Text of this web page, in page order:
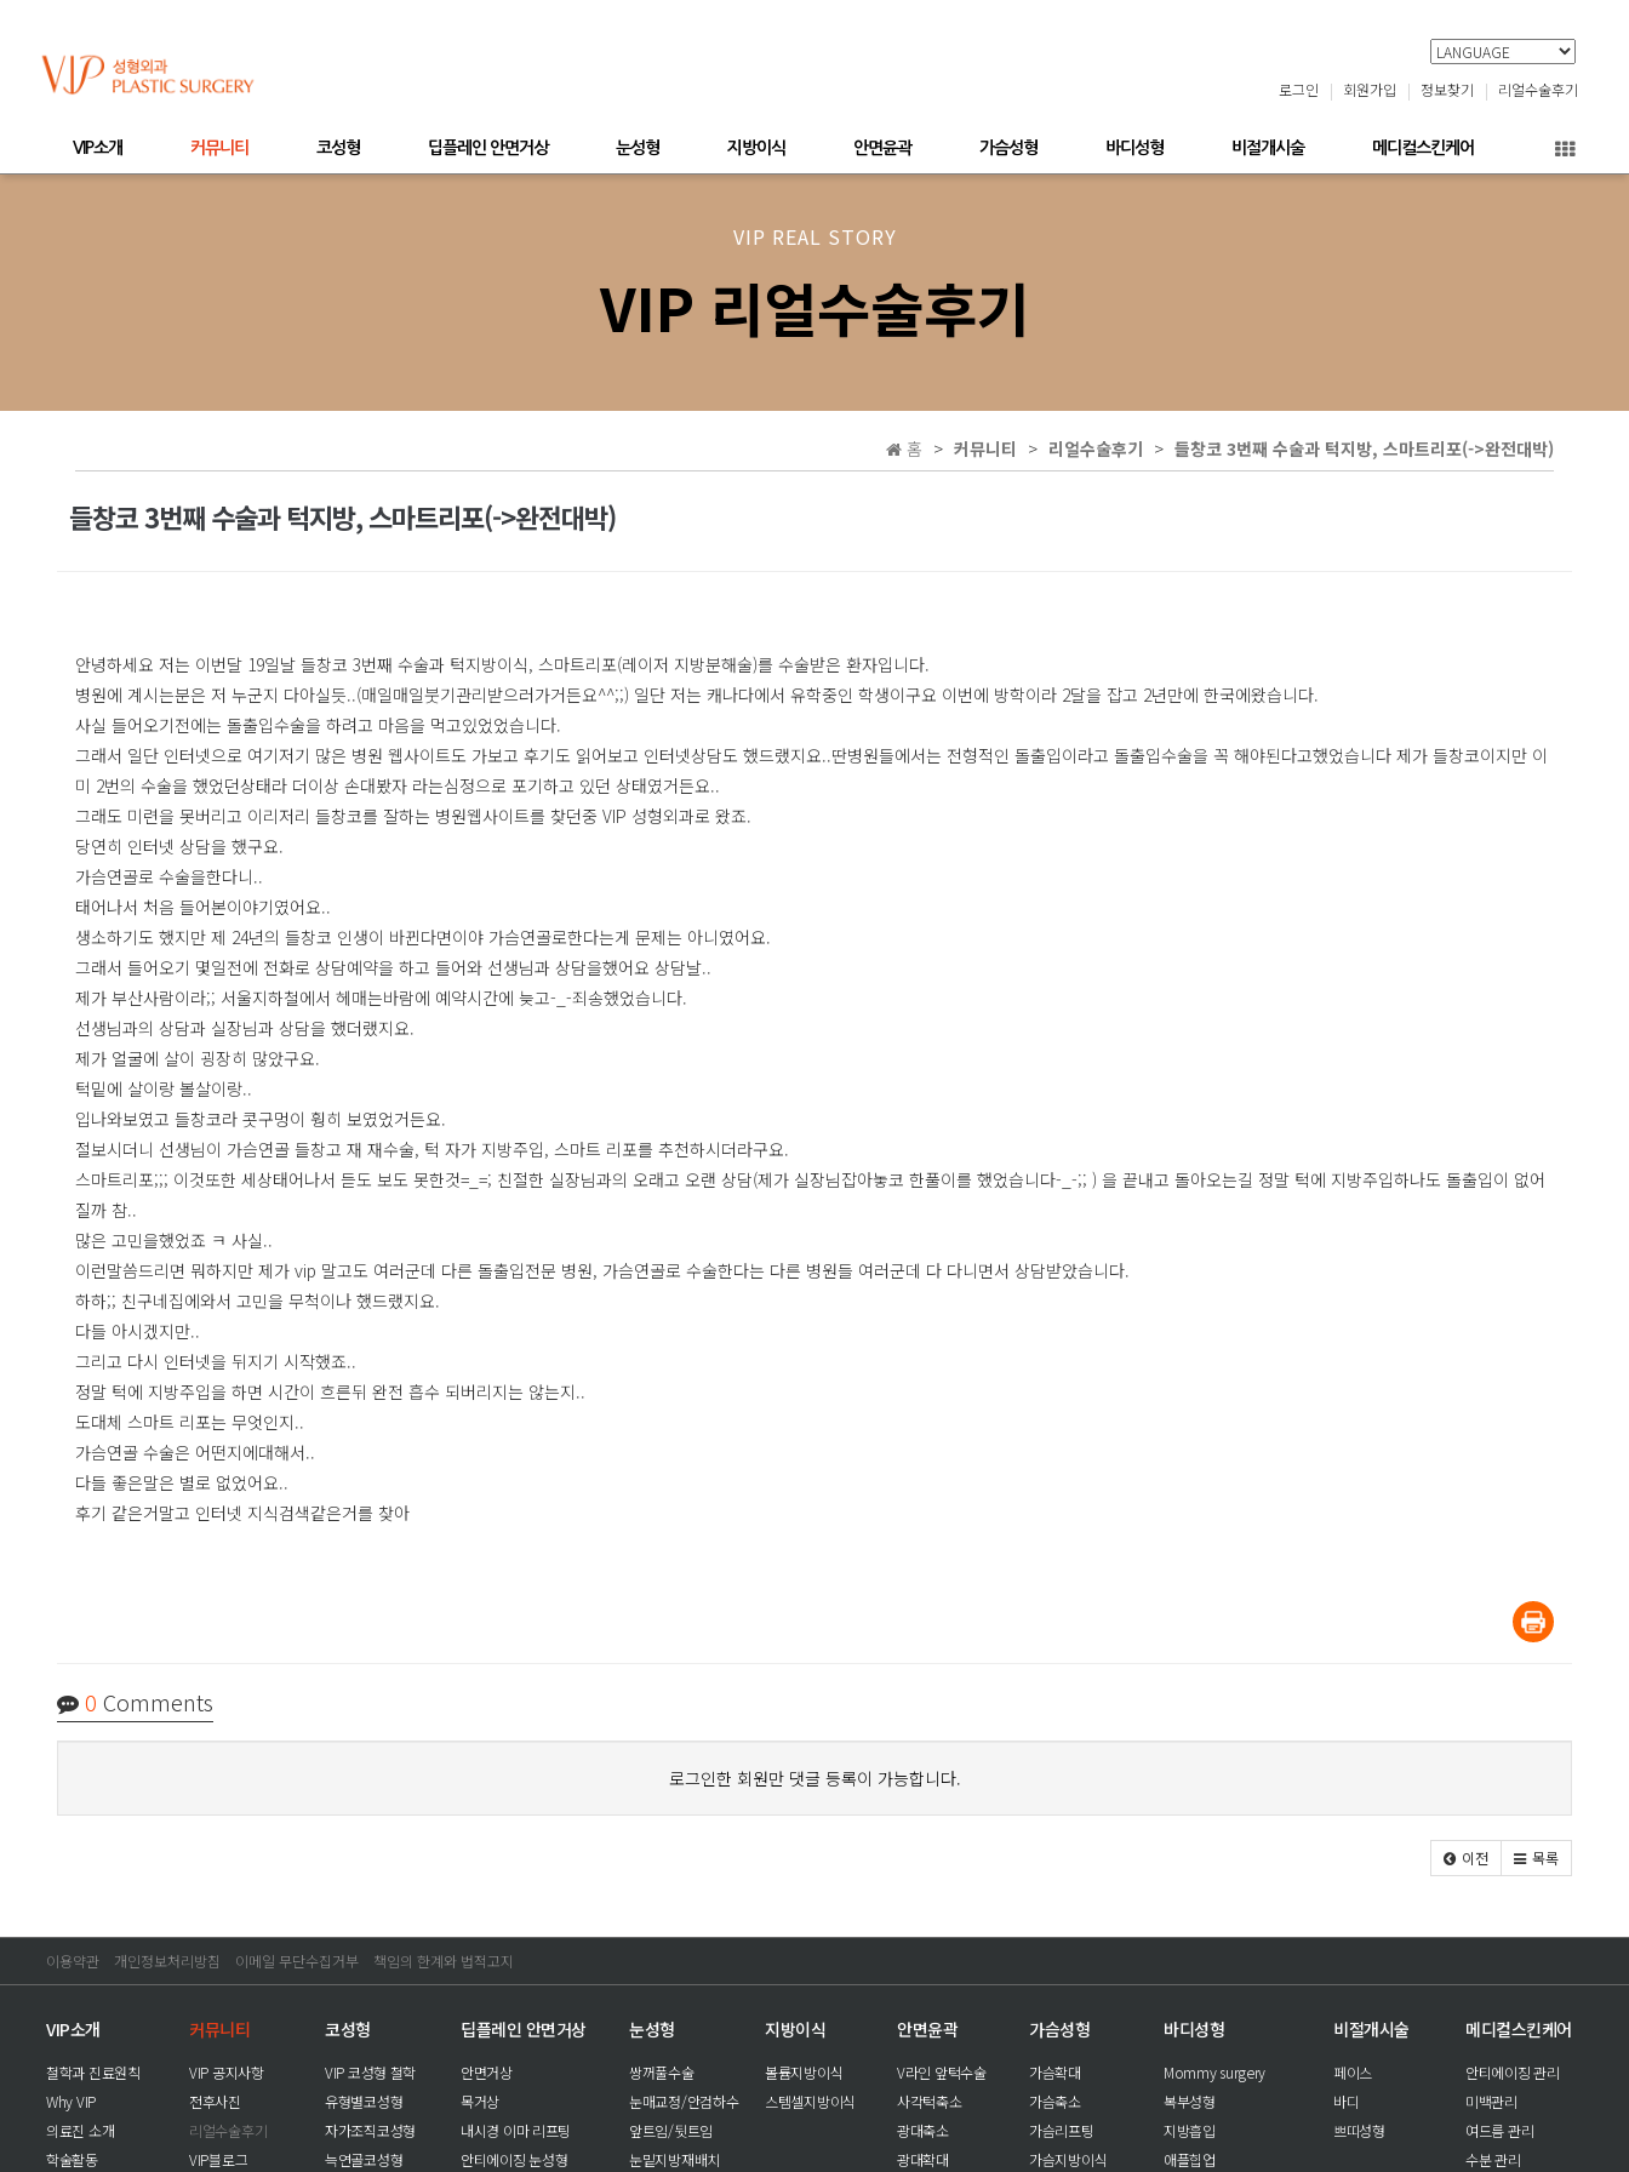
로그인 회원가입 정보찾기 리얼수술후기
VIP소개 커뮤니티 코성형 딥플레인 안면거상 눈성형 지방이식 안면윤곽 가슴성형 바디성형 비절개시술 메디컬스킨케어
VIP REAL STORY
VIP 리얼수술후기
홈 커뮤니티 리얼수술후기 들창코 3번째 수술과 턱지방, 스마트리포(->완전대박)
들창코 3번째 수술과 턱지방, 스마트리포(->완전대박)
안녕하세요 저는 이번달 19일날 들창코 3번째 수술과 턱지방이식, 스마트리포(레이저 지방분해술)를 수술받은 환자입니다.
병원에 계시는분은 저 누군지 다아실듯..(매일매일붓기관리받으러가거든요^^;;) 일단 저는 캐나다에서 유학중인 학생이구요 이번에 방학이라 2달을 잡고 2년만에 한국에왔습니다.
사실 들어오기전에는 돌출입수술을 하려고 마음을 먹고있었었습니다.
그래서 일단 인터넷으로 여기저기 많은 병원 웹사이트도 가보고 후기도 읽어보고 인터넷상담도 했드랬지요..딴병원들에서는 전형적인 돌출입이라고 돌출입수술을 꼭 해야된다고했었습니다 제가 들창코이지만 이
미 2번의 수술을 했었던상태라 더이상 손대봤자 라는심정으로 포기하고 있던 상태였거든요..
그래도 미련을 못버리고 이리저리 들창코를 잘하는 병원웹사이트를 찾던중 VIP 성형외과로 왔죠.
당연히 인터넷 상담을 했구요.
가슴연골로 수술을한다니..
태어나서 처음 들어본이야기였어요..
생소하기도 했지만 제 24년의 들창코 인생이 바뀐다면이야 가슴연골로한다는게 문제는 아니였어요.
그래서 들어오기 몇일전에 전화로 상담예약을 하고 들어와 선생님과 상담을했어요 상담날..
제가 부산사람이라;; 서울지하철에서 헤매는바람에 예약시간에 늦고-_-죄송했었습니다.
선생님과의 상담과 실장님과 상담을 했더랬지요.
제가 얼굴에 살이 굉장히 많았구요.
턱밑에 살이랑 볼살이랑..
입나와보였고 들창코라 콧구멍이 훵히 보였었거든요.
절보시더니 선생님이 가슴연골 들창고 재 재수술, 턱 자가 지방주입, 스마트 리포를 추천하시더라구요.
스마트리포;;; 이것또한 세상태어나서 듣도 보도 못한것=_=; 친절한 실장님과의 오래고 오랜 상담(제가 실장님잡아놓코 한풀이를 했었습니다-_-;; ) 을 끝내고 돌아오는길 정말 턱에 지방주입하나도 돌출입이 없어
질까 참..
많은 고민을했었죠 ㅋ 사실..
이런말씀드리면 뭐하지만 제가 vip 말고도 여러군데 다른 돌출입전문 병원, 가슴연골로 수술한다는 다른 병원들 여러군데 다 다니면서 상담받았습니다.
하하;; 친구네집에와서 고민을 무척이나 했드랬지요.
다들 아시겠지만..
그리고 다시 인터넷을 뒤지기 시작했죠..
정말 턱에 지방주입을 하면 시간이 흐른뒤 완전 흡수 되버리지는 않는지..
도대체 스마트 리포는 무엇인지..
가슴연골 수술은 어떤지에대해서..
다들 좋은말은 별로 없었어요..
후기 같은거말고 인터넷 지식검색같은거를 찾아
0 Comments
로그인한 회원만 댓글 등록이 가능합니다.
이전 목록
이용약관 개인정보처리방침 이메일 무단수집거부 책임의 한계와 법적고지
VIP소개
철학과 진료원칙
Why VIP
의료진 소개
학술활동
커뮤니티
VIP 공지사항
전후사진
리얼수술후기
VIP블로그
코성형
VIP 코성형 철학
유형별코성형
자가조직코성형
늑연골코성형
딥플레인 안면거상
안면거상
목거상
내시경 이마 리프팅
안티에이징 눈성형
눈성형
쌍꺼풀수술
눈매교정/안검하수
앞트임/뒷트임
눈밑지방재배치
지방이식
볼륨지방이식
스템셀지방이식
안면윤곽
V라인 앞턱수술
사각턱축소
광대축소
광대확대
가슴성형
가슴확대
가슴축소
가슴리프팅
가슴지방이식
바디성형
Mommy surgery
복부성형
지방흡입
애플힙업
비절개시술
페이스
바디
쁘띠성형
메디컬스킨케어
안티에이징 관리
미백관리
여드름 관리
수분 관리